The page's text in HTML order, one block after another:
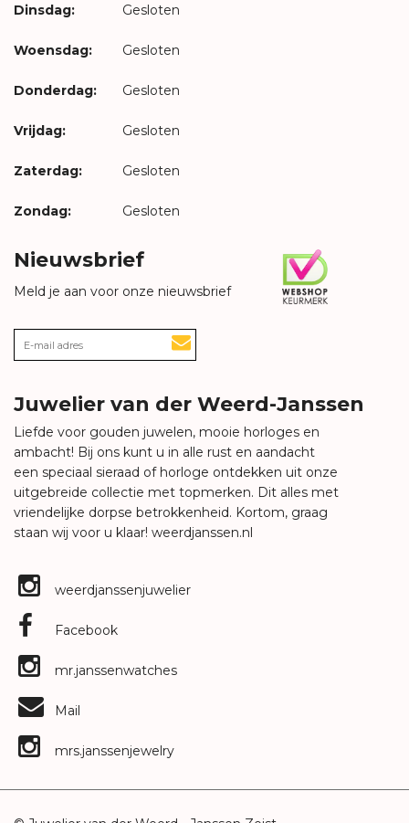
Dinsdag: Gesloten
Woensdag: Gesloten
Donderdag: Gesloten
Vrijdag: Gesloten
Zaterdag: Gesloten
Zondag: Gesloten
Nieuwsbrief
Meld je aan voor onze nieuwsbrief
Juwelier van der Weerd-Janssen
Liefde voor gouden juwelen, mooie horloges en
ambacht! Bij ons kunt u in alle rust en aandacht
een speciaal sieraad of horloge ontdekken uit onze
uitgebreide collectie met topmerken. Dit alles met
vriendelijke dorpse betrokkenheid. Kortom, graag
staan wij voor u klaar! weerdjanssen.nl
weerdjanssenjuwelier
Facebook
mr.janssenwatches
Mail
mrs.janssenjewelry